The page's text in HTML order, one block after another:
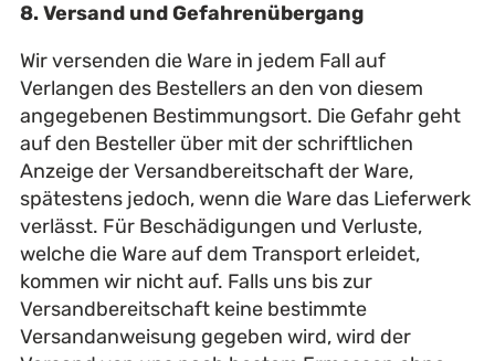
8. Versand und Gefahrenübergang
Wir versenden die Ware in jedem Fall auf
Verlangen des Bestellers an den von diesem
angegebenen Bestimmungsort. Die Gefahr geht
auf den Besteller über mit der schriftlichen
Anzeige der Versandbereitschaft der Ware,
spätestens jedoch, wenn die Ware das Lieferwerk
verlässt. Für Beschädigungen und Verluste,
welche die Ware auf dem Transport erleidet,
kommen wir nicht auf. Falls uns bis zur
Versandbereitschaft keine bestimmte
Versandanweisung gegeben wird, wird der